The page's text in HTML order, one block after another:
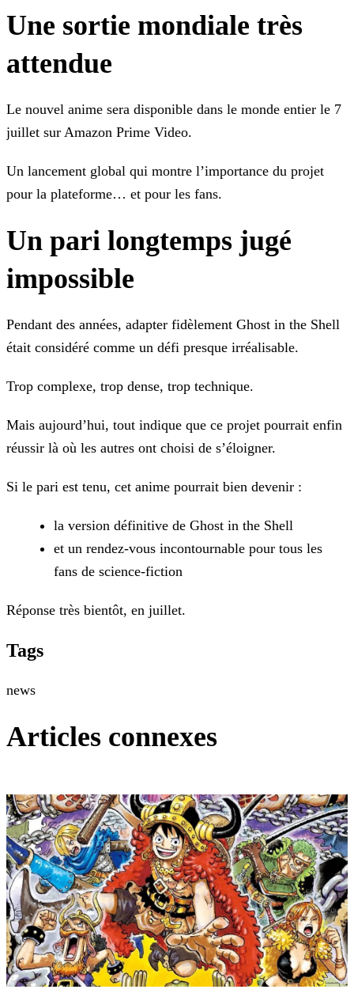
Une sortie mondiale très
attendue
Le nouvel anime sera disponible dans le monde entier le 7
juillet sur Amazon Prime Video.
Un lancement global qui montre l’importance du projet
pour la plateforme… et pour les fans.
Un pari longtemps jugé
impossible
Pendant des années, adapter fidèlement Ghost in the Shell
était considéré comme un défi presque irréalisable.
Trop complexe, trop dense, trop technique.
Mais aujourd’hui, tout indique que ce projet pourrait enfin
réussir là où les autres ont choisi de s’éloigner.
Si le pari est tenu, cet anime pourrait bien devenir :
la version définitive de Ghost in the Shell
et un rendez-vous incontournable pour tous les
fans de science-fiction
Réponse très bientôt, en juillet.
Tags
news
Articles connexes